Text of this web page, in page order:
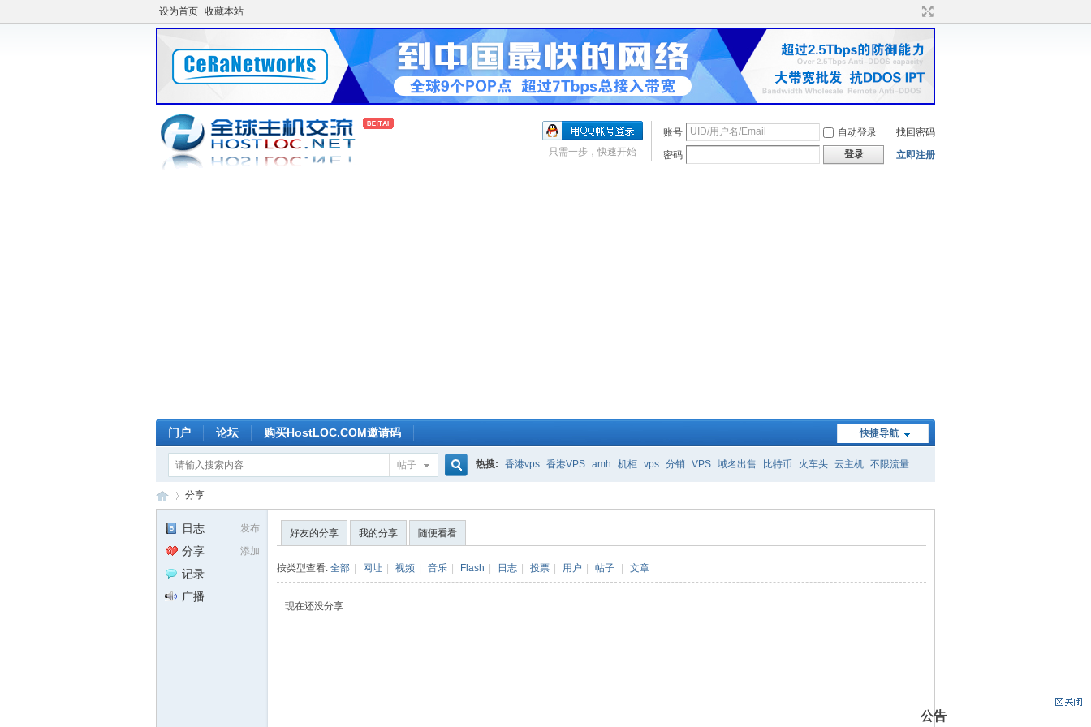
设为首页 收藏本站
账号 自动登录
找回密码
密码
登录 立即注册
只需一步，快速开始
快捷导航
门户 论坛 购买HostLOC.COM邀请码
帖子 热搜: 香港vps 香港VPS amh 机柜 vps 分销 VPS 域名出售 比特币 火车头 云主机 不限流量
分享
发布
日志
添加
分享
记录
广播
好友的分享 我的分享 随便看看
按类型查看: 全部 网址 视频 音乐 Flash 日志 投票 用户 帖子 文章
现在还没分享
公告